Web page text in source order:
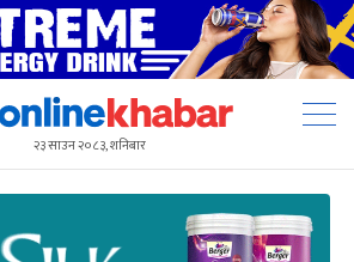
२३ साउन २०८३, शनिबार